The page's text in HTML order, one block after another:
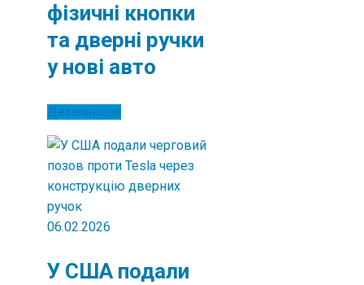
фізичні кнопки
та дверні ручки
у нові авто
Детальніше
06.02.2026
У США подали